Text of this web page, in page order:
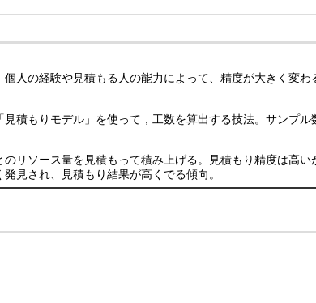
人の経験や見積もる人の能力によって、精度が大きく変わ
積もりモデル」を使って，工数を算出する技法。サンプ
リソース量を見積もって積み上げる。見積もり精度は高
見され、見積もり結果が高くでる傾向。